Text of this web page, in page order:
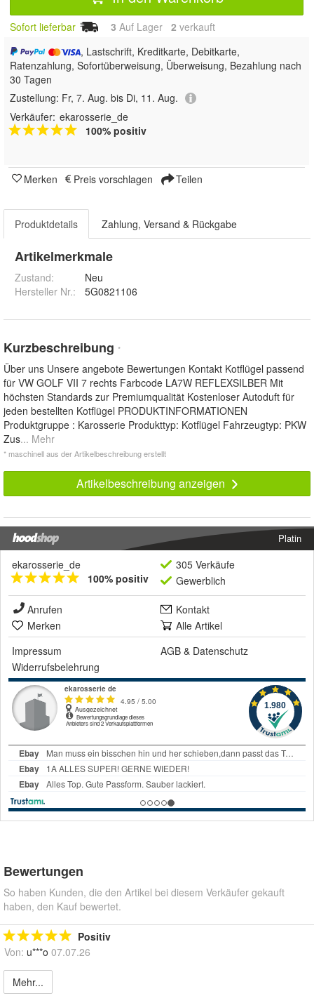
Sofort lieferbar 3 Auf Lager 2 verkauft
, Lastschrift, Kreditkarte, Debitkarte,
Ratenzahlung, Sofortüberweisung, Überweisung, Bezahlung nach
30 Tagen
Zustellung: Fr, 7. Aug. bis Di, 11. Aug.
Verkäufer: ekarosserie_de
100% positiv
Merken Preis vorschlagen Teilen
Produktdetails Zahlung, Versand & Rückgabe
Artikelmerkmale
Zustand:
Neu
Hersteller Nr.:
5G0821106
Kurzbeschreibung *
Über uns Unsere angebote Bewertungen Kontakt Kotflügel passend
für VW GOLF VII 7 rechts Farbcode LA7W REFLEXSILBER Mit
höchsten Standards zur Premiumqualität Kostenloser Autoduft für
jeden bestellten Kotflügel PRODUKTINFORMATIONEN
Produktgruppe : Karosserie Produkttyp: Kotflügel Fahrzeugtyp: PKW
Zus... Mehr
* maschinell aus der Artikelbeschreibung erstellt
Artikelbeschreibung anzeigen
Platin
ekarosserie_de
100% positiv
305 Verkäufe
Gewerblich
Anrufen
Kontakt
Merken
Alle Artikel
Impressum
AGB & Datenschutz
Widerrufsbelehrung
Bewertungen
So haben Kunden, die den Artikel bei diesem Verkäufer gekauft
haben, den Kauf bewertet.
Positiv
Von: u***o 07.07.26
Mehr...